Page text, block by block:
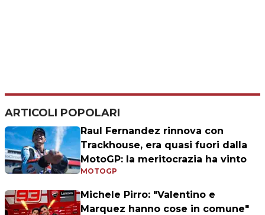
ARTICOLI POPOLARI
Raul Fernandez rinnova con
Trackhouse, era quasi fuori dalla
MotoGP: la meritocrazia ha vinto
MOTOGP
Michele Pirro: "Valentino e
Marquez hanno cose in comune"